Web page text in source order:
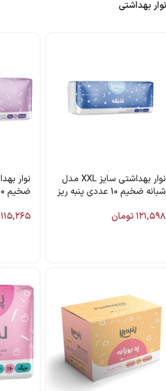
بهداشتی
نوار بهداشتی سایز XXL مدل
شبانه ضخیم 10 عددی پنبه ریز
۱۲۱,۵۹۸تومان
ضخیم ۱۰ عددی پنبه ریز
۱۱۵,۲۶۵